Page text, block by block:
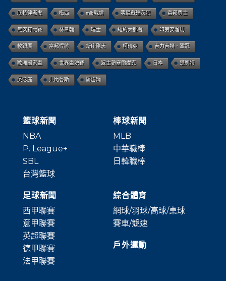
底特律老虎 梅西 mlb戰績 明尼蘇達灰狼 富邦勇士
無安打比賽 林韋翰 瑞士 紐約大都會 印第安溜馬
軟銀鷹 富邦悍將 新庄剛志 柯瑞亞 吉力吉撈．鞏冠
歐洲國家盃 世界盃決賽 波士頓塞爾提克 日本 楚奧特
吳念庭 貝比魯斯 陽岱鋼
籃球新聞
NBA
P. League+
SBL
台灣籃球
棒球新聞
MLB
中華職棒
日韓職棒
足球新聞
西甲聯賽
意甲聯賽
英超聯賽
德甲聯賽
法甲聯賽
綜合體育
網球/羽球/高球/桌球
賽車/競速
戶外運動